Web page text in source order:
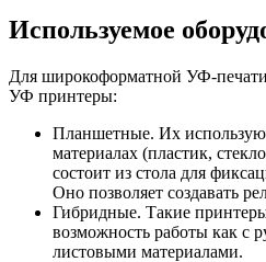
Используемое
Для широкоформатной УФ-
УФ принтеры:
Планшетные. Их
материалах (пластик,
состоит из стола для
Оно позволяет создавать
Гибридные. Такие
возможность работы как с
листовыми материалами.